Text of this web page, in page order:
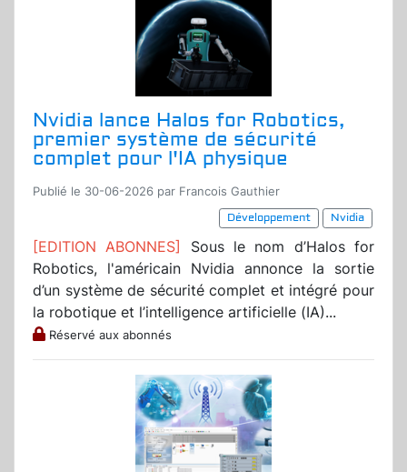
Nvidia lance Halos for Robotics,
premier système de sécurité
complet pour l'IA physique
Publié le 30-06-2026 par Francois Gauthier
Développement
Nvidia
[EDITION ABONNES] Sous le nom d’Halos for
Robotics, l'américain Nvidia annonce la sortie
d’un système de sécurité complet et intégré pour
la robotique et l’intelligence artificielle (IA)...
Réservé aux abonnés